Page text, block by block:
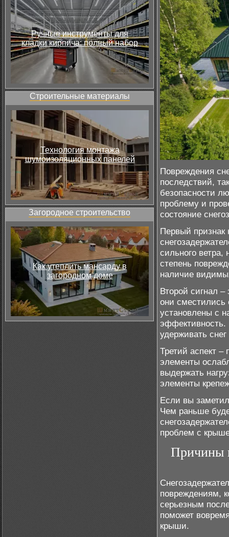
Ручные инструменты для
кладки кирпича: полный набор
Строительные материалы
Технология монтажа
шумоизоляционных панелей
Загородное строительство
Как утеплить мансарду в
загородном доме
Повреждения
последствий,
безопасности
проблему и
состояние
Первый признак
сильного ветра,
степень
наличие
Второй сигнал
они сместились
установлены с
эффективность.
удерживать
Третий аспект
элементы
выдержать
элементы
Если вы
Чем раньше
проблем с
Причины
повреждениям,
серьезным
поможет
крыши.